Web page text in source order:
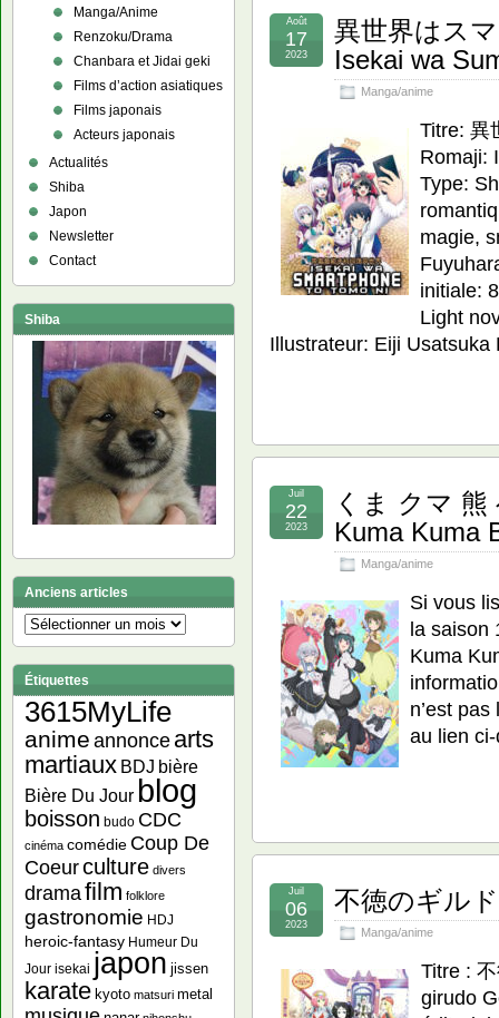
異世界はス
Isekai wa
Manga/anime
Août
17
2023
Titre: 異
Romaji:
Type:
magie,
initiale:
Light
Illustrateur: Eiji
くま クマ
Kuma Kuma
Manga/anime
Juil
22
2023
Si vous
la saison
Kuma
n’est
au lien
不徳のギル
Manga/anime
Juil
06
2023
Titre :
girudo
Manga/Anime
Renzoku/Drama
Chanbara et Jidai geki
Films d’action asiatiques
Films japonais
Acteurs japonais
Actualités
Shiba
Japon
Newsletter
Contact
Shiba
Anciens articles
Anciens
articles
Étiquettes
3615MyLife
anime annonce arts
martiaux BDJ bière
Bière Du Jour blog
boisson budo CDC
cinéma comédie Coup De
Coeurculture divers
dramafilm folklore
gastronomie HDJ
heroic-fantasy Humeur Du
Jour isekai japon jissen
karate kyoto matsuri metal